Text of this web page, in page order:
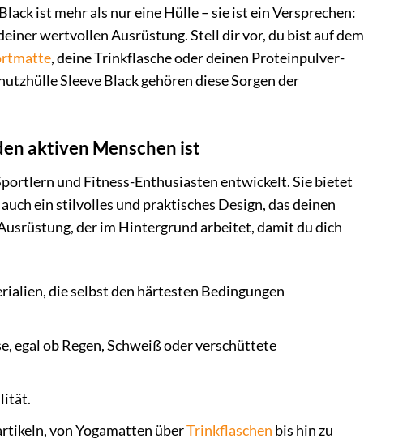
ist mehr als nur eine Hülle – sie ist ein Versprechen:
wertvollen Ausrüstung. Stell dir vor, du bist auf dem
, deine Trinkflasche oder deinen Proteinpulver-
Sleeve Black gehören diese Sorgen der
aktiven Menschen ist
und Fitness-Enthusiasten entwickelt. Sie bietet
ein stilvolles und praktisches Design, das deinen
der im Hintergrund arbeitet, damit du dich
die selbst den härtesten Bedingungen
egal ob Regen, Schweiß oder verschüttete
von Yogamatten überTrinkflaschen bis hin zu